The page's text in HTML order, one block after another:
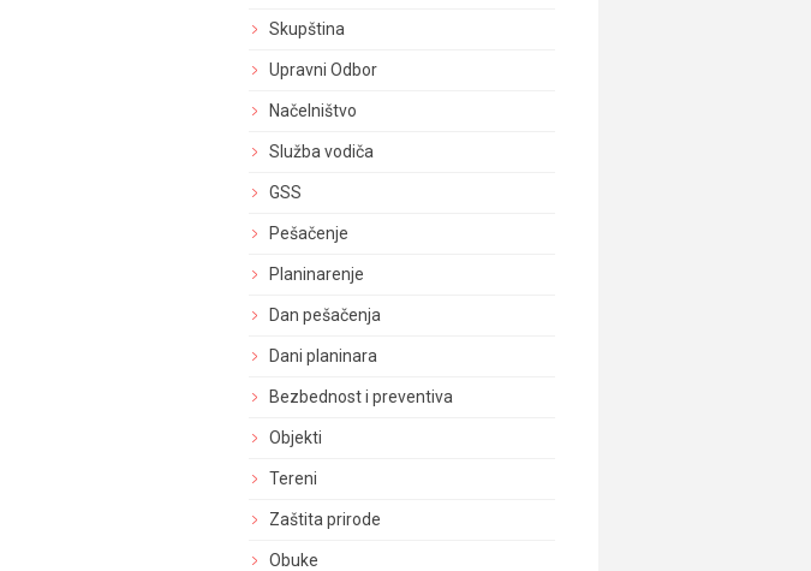
Skupština
Upravni Odbor
Načelništvo
Služba vodiča
GSS
Pešačenje
Planinarenje
Dan pešačenja
Dani planinara
Bezbednost i preventiva
Objekti
Tereni
Zaštita prirode
Obuke